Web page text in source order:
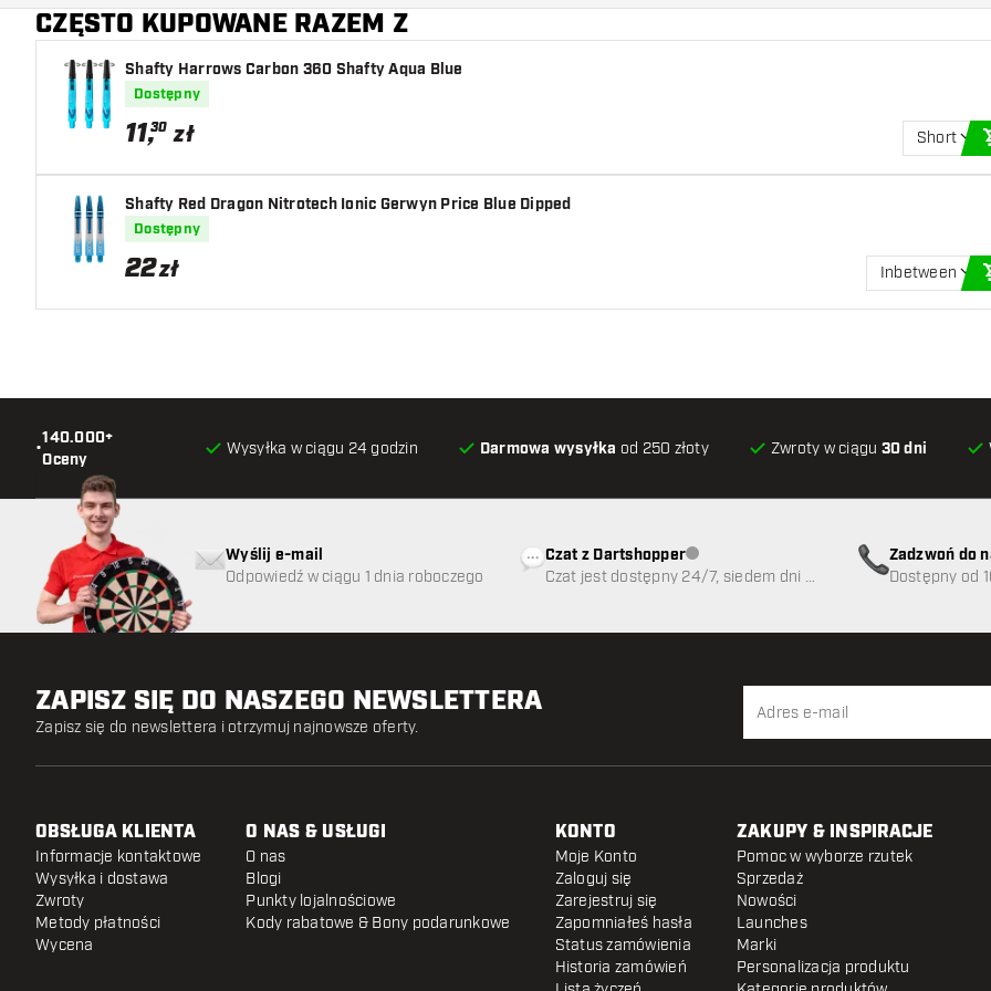
CZĘSTO KUPOWANE RAZEM Z
Shafty Harrows Carbon 360 Shafty Aqua Blue
Dostępny
11,30 zł Short
Shafty Red Dragon Nitrotech Ionic Gerwyn Price Blue Dipped
Dostępny
22zł Inbetween
•
140.000+
Oceny
Wysyłka w ciągu 24 godzin Darmowa wysyłka od 250 złoty Zwroty w ciągu 30 dni
Wyślij e-mail
Odpowiedź w ciągu 1 dnia roboczego
Czat z DartshopperObsługa klienta niedostępna
Czat jest dostępny 24/7, siedem dni w
Zadzwoń do
89
Dostępny od
ZAPISZ SIĘ DO NASZEGO NEWSLETTERA
Zapisz się do newslettera i otrzymuj najnowsze oferty.
OBSŁUGA KLIENTA
Informacje kontaktowe
Wysyłka i dostawa
Zwroty
Metody płatności
Wycena
O NAS & USŁUGI
O nas
Blogi
Punkty lojalnościowe
Kody rabatowe & Bony podarunkowe
KONTO
Moje Konto
Zaloguj się
Zarejestruj się
Zapomniałeś hasła
Status zamówienia
Historia zamówień
ZAKUPY & INSPIRACJE
Pomoc w wyborze rzutek
Sprzedaż
Nowości
Launches
Marki
Personalizacja produktu